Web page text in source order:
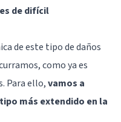
de difícil
de este tipo de daños
como ya es
Para ello,vamos a
más extendido en la